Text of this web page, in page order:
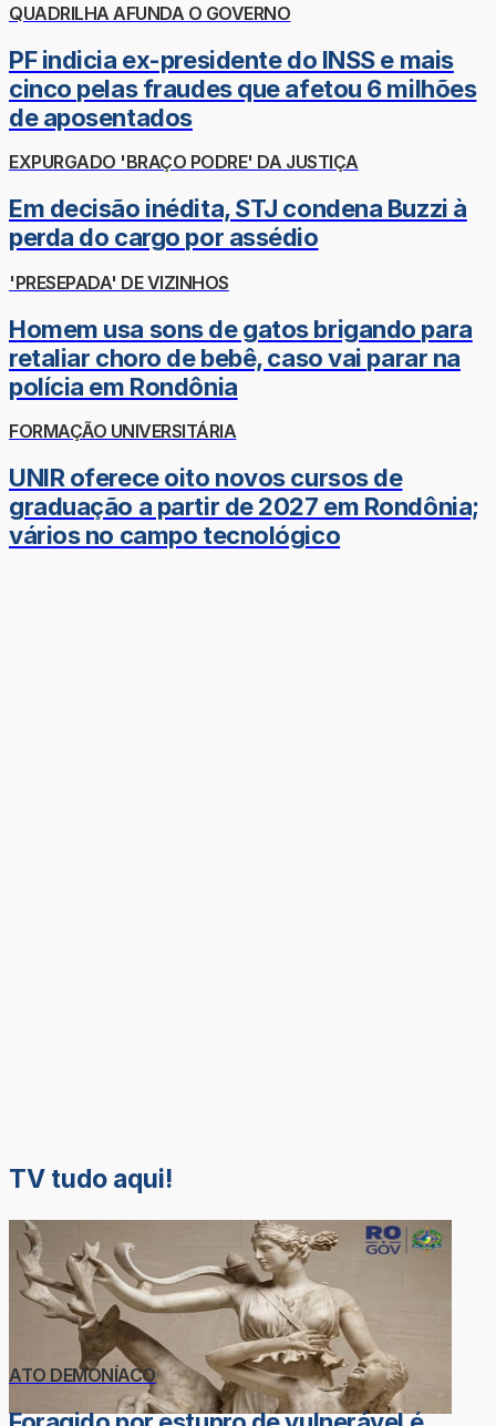
QUADRILHA AFUNDA O GOVERNO
PF indicia ex-presidente do INSS e mais
cinco pelas fraudes que afetou 6 milhões
de aposentados
EXPURGADO 'BRAÇO PODRE' DA JUSTIÇA
Em decisão inédita, STJ condena Buzzi à
perda do cargo por assédio
'PRESEPADA' DE VIZINHOS
Homem usa sons de gatos brigando para
retaliar choro de bebê, caso vai parar na
polícia em Rondônia
FORMAÇÃO UNIVERSITÁRIA
UNIR oferece oito novos cursos de
graduação a partir de 2027 em Rondônia;
vários no campo tecnológico
TV tudo aqui!
ATO DEMONÍACO